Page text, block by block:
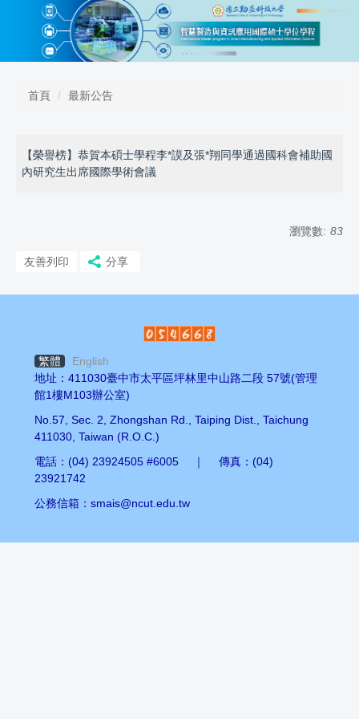
要
首頁 最新公告
【榮譽榜】恭賀本碩士學程李*謨及張*翔同學通過國科會補助國
內研究生出席國際學術會議
瀏覽數: 83
友善列印 分享
繁體
English
地址：411030臺中市太平區坪林里中山路二段 57號(管理
館1樓M103辦公室)
No.57, Sec. 2, Zhongshan Rd., Taiping Dist., Taichung
411030, Taiwan (R.O.C.)
電話：(04) 23924505 #6005 ｜ 傳真：(04)
23921742
公務信箱：smais@ncut.edu.tw